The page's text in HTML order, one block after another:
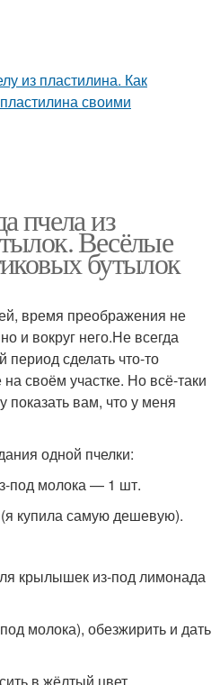
пчела из
Весёлые
бутылок
время преображения не
и вокруг него.Не всегда
сделать что-то
своём участке. Но всё-таки
показать вам, что у меня
одной пчелки:
под молока — 1 шт.
купила самую дешевую).
крылышек из-под лимонада
молока), обезжирить и дать